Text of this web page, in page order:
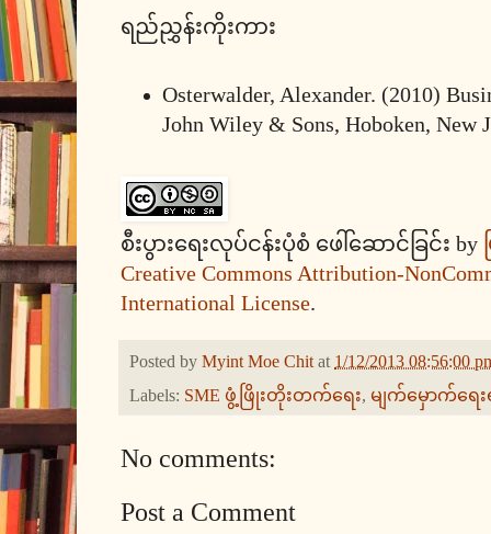
ရည်ညွှန်းကိုးကား
Osterwalder, Alexander. (2010)
John Wiley & Sons, Hoboken, New
စီးပွားရေးလုပ်ငန်းပုံစံ ဖေါ်ဆောင်ခြင်း by
Creative Commons Attribution-
International License.
Posted by Myint Moe Chit at 1/12/2013 08:56:00
Labels: SME ဖွံ့ဖြိုးတိုးတက်ရေး, မျက်မှောက်ရေး
No comments:
Post a Comment